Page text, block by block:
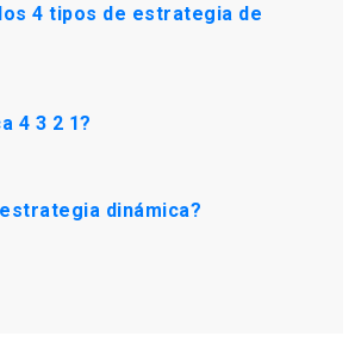
4 tipos de estrategia de
4 3 2 1?
dinámica?